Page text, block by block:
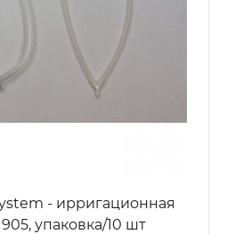
- ирригационная
упаковка/10 шт